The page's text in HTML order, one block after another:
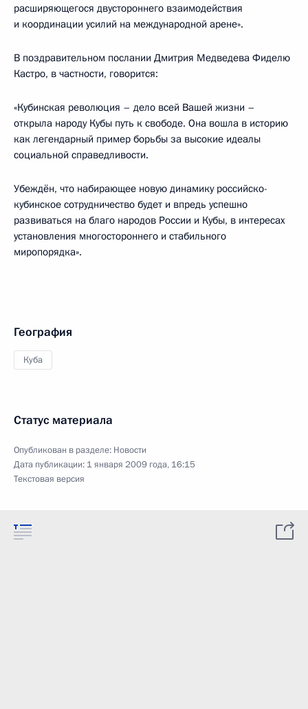
расширяющегося двустороннего взаимодействия
и координации усилий на международной арене».
В поздравительном послании Дмитрия Медведева Фиделю
Кастро, в частности, говорится:
«Кубинская революция – дело всей Вашей жизни –
открыла народу Кубы путь к свободе. Она вошла в историю
как легендарный пример борьбы за высокие идеалы
социальной справедливости.
Убеждён, что набирающее новую динамику российско-
кубинское сотрудничество будет и впредь успешно
развиваться на благо народов России и Кубы, в интересах
установления многостороннего и стабильного
миропорядка».
География
Куба
Статус материала
Опубликован в разделе: Новости
Дата публикации: 1 января 2009 года, 16:15
Текстовая версия